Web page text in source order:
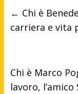
← Chi è
carriera e vita
Chi è Marco
lavoro,